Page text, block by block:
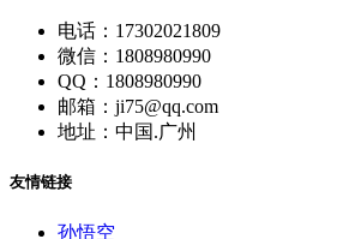
电话：17302021809
微信：1808980990
QQ：1808980990
邮箱：ji75@qq.com
地址：中国.广州
友情链接
孙悟空